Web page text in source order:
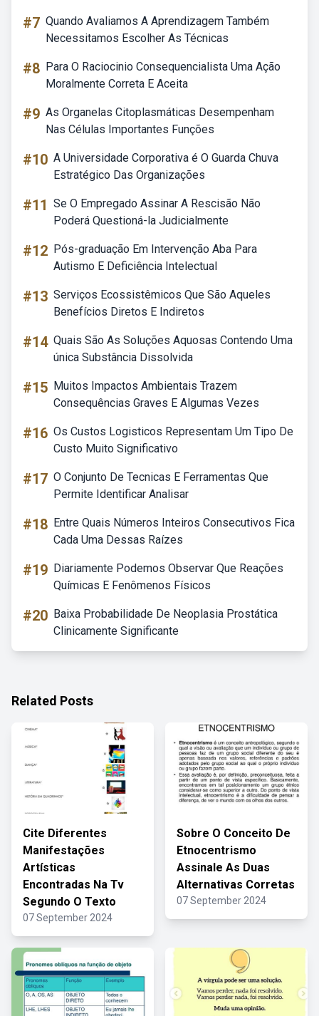
#7 Quando Avaliamos A Aprendizagem Também
Necessitamos Escolher As Técnicas
#8 Para O Raciocinio Consequencialista Uma Ação
Moralmente Correta E Aceita
#9 As Organelas Citoplasmáticas Desempenham
Nas Células Importantes Funções
#10 A Universidade Corporativa é O Guarda Chuva
Estratégico Das Organizações
#11 Se O Empregado Assinar A Rescisão Não
Poderá Questioná-la Judicialmente
#12 Pós-graduação Em Intervenção Aba Para
Autismo E Deficiência Intelectual
#13 Serviços Ecossistêmicos Que São Aqueles
Benefícios Diretos E Indiretos
#14 Quais São As Soluções Aquosas Contendo Uma
única Substância Dissolvida
#15 Muitos Impactos Ambientais Trazem
Consequências Graves E Algumas Vezes
#16 Os Custos Logisticos Representam Um Tipo De
Custo Muito Significativo
#17 O Conjunto De Tecnicas E Ferramentas Que
Permite Identificar Analisar
#18 Entre Quais Números Inteiros Consecutivos Fica
Cada Uma Dessas Raízes
#19 Diariamente Podemos Observar Que Reações
Químicas E Fenômenos Físicos
#20 Baixa Probabilidade De Neoplasia Prostática
Clinicamente Significante
Related Posts
Cite Diferentes
Manifestações
Artísticas
Encontradas Na Tv
Segundo O Texto
07 September 2024
Sobre O Conceito De
Etnocentrismo
Assinale As Duas
Alternativas Corretas
07 September 2024